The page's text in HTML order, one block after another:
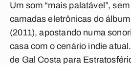
Um som “mais palatável”,
camadas eletrônicas do
(2011), apostando numa
casa com o cenário indie
de Gal Costa para